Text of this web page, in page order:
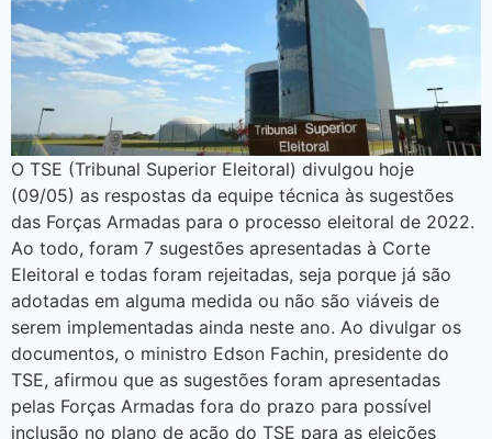
O TSE (Tribunal Superior Eleitoral) divulgou hoje
(09/05) as respostas da equipe técnica às sugestões
das Forças Armadas para o processo eleitoral de 2022.
Ao todo, foram 7 sugestões apresentadas à Corte
Eleitoral e todas foram rejeitadas, seja porque já são
adotadas em alguma medida ou não são viáveis de
serem implementadas ainda neste ano. Ao divulgar os
documentos, o ministro Edson Fachin, presidente do
TSE, afirmou que as sugestões foram apresentadas
pelas Forças Armadas fora do prazo para possível
inclusão no plano de ação do TSE para as eleições